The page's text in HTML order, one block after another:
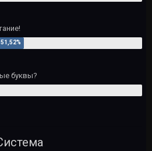
буквы?